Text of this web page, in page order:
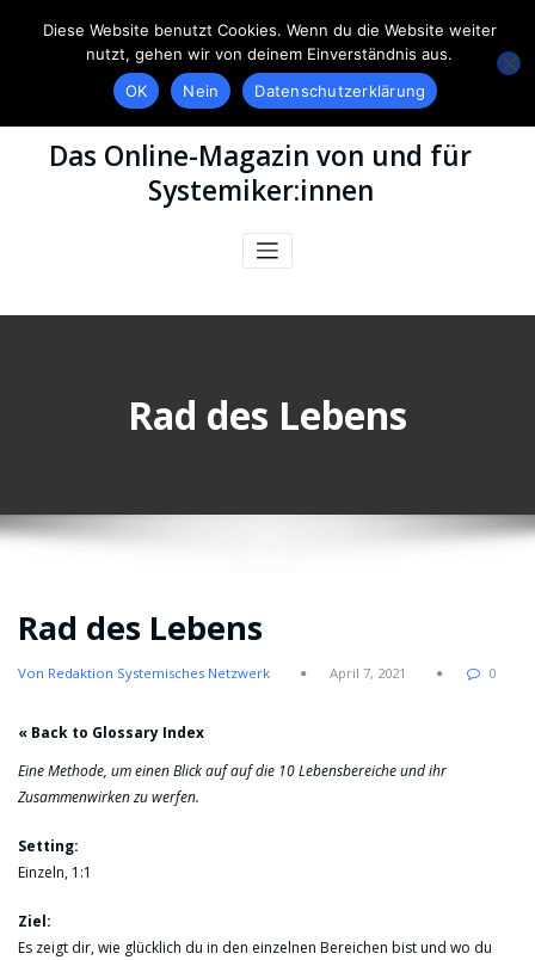
Das Online-Magazin von und für
Systemiker:innen
Rad des Lebens
Rad des Lebens
Von Redaktion Systemisches Netzwerk April 7, 2021 0
« Back to Glossary Index
Eine Methode, um einen Blick auf auf die 10 Lebensbereiche und ihr
Zusammenwirken zu werfen.
Setting:
Einzeln, 1:1
Ziel:
Es zeigt dir, wie glücklich du in den einzelnen Bereichen bist und wo du
Diese Website benutzt Cookies. Wenn du die Website weiter
nutzt, gehen wir von deinem Einverständnis aus.
OK
Nein Datenschutzerklärung